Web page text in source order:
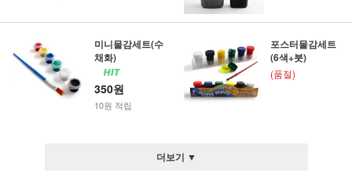
미니물감세트(수
채화)
350원
10원 적립
포스터물감세트
(6색+붓)
(품절)
더보기 ▼